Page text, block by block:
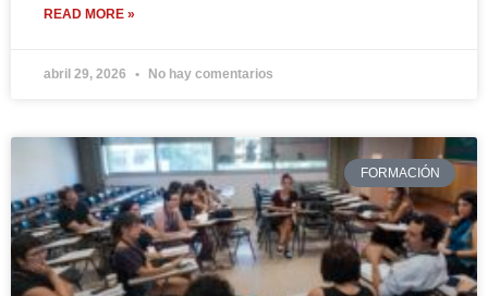
READ MORE »
abril 29, 2026 No hay comentarios
FORMACIÓN